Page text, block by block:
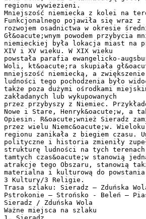
regionu wywiezieni.
Mniejszość niemiecka z kolei na
Funkcjonalnego pojawiła się wraz z
rozwojem osadnictwa w okresie
Gł&oacute;wnym powodem przybycia
niemieckiej była lokacja miast na
XIV i XV wieku. W XIX wieku
powstała parafia ewangelicko-
Woli, kt&oacute;ra skupiała
mniejszość niemiecką, a
ludności tego pochodzenia było
także poza dużymi ośrodkami
zakładanych lub wykupowanych
przez przybyszy z Niemiec.
Nowe i Stare, Henryk&oacute;w, a
Opiesin. R&oacute;wnież Sieradz
przez wielu Niemc&oacute;w.
regionu zanikała z biegiem czasu.
polityczne i historia zmieniły
strukturę ludności na tych terenach.
tamtych czas&oacute;w stanowią
atrakcje tego Obszaru, stanowią
materialna i kulturową do
3 Kultury/3 Religie.
Trasa szlaku: Sieradz – Zduńska
Pstrokonie – Strońsko - Beleń –
Sieradz / Zduńska Wola
Ważne miejsca na szlaku